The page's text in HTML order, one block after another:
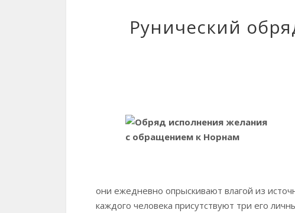
Рунический
они ежедневно опрыскивают влагой из
каждого человека присутствуют три его